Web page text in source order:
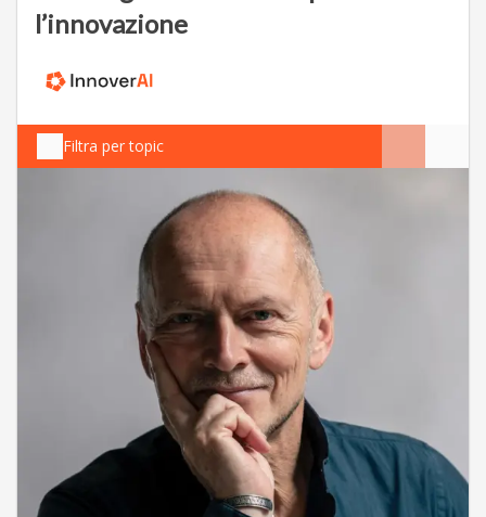
l’innovazione
Filtra per topic